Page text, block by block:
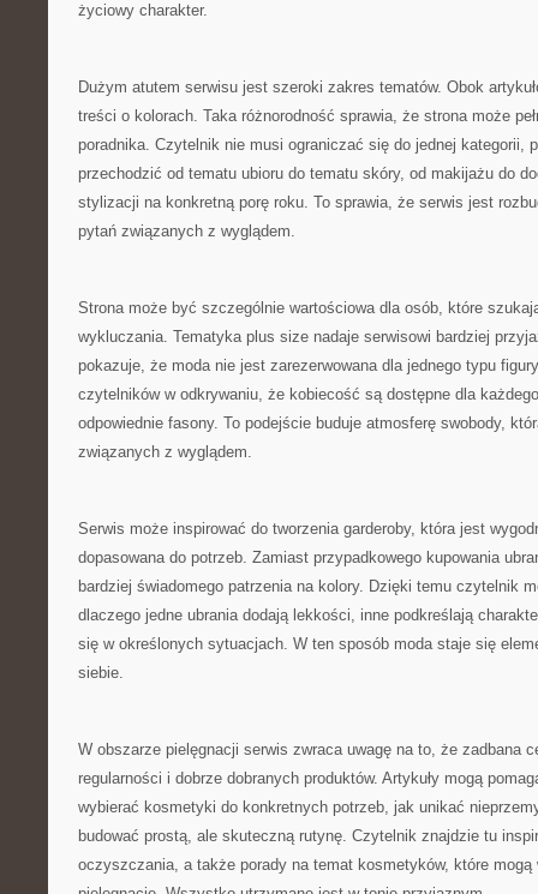
życiowy charakter.
Dużym atutem serwisu jest szeroki zakres tematów. Obok
treści o kolorach. Taka różnorodność sprawia, że strona może
poradnika. Czytelnik nie musi ograniczać się do jednej kategorii,
przechodzić od tematu ubioru do tematu skóry, od makijażu do
stylizacji na konkretną porę roku. To sprawia, że serwis jest
pytań związanych z wyglądem.
Strona może być szczególnie wartościowa dla osób, które
wykluczania. Tematyka plus size nadaje serwisowi bardziej
pokazuje, że moda nie jest zarezerwowana dla jednego typu
czytelników w odkrywaniu, że kobiecość są dostępne dla
odpowiednie fasony. To podejście buduje atmosferę swobody,
związanych z wyglądem.
Serwis może inspirować do tworzenia garderoby, która jest
dopasowana do potrzeb. Zamiast przypadkowego kupowania
bardziej świadomego patrzenia na kolory. Dzięki temu czytelnik
dlaczego jedne ubrania dodają lekkości, inne podkreślają
się w określonych sytuacjach. W ten sposób moda staje się
siebie.
W obszarze pielęgnacji serwis zwraca uwagę na to, że zadbana
regularności i dobrze dobranych produktów. Artykuły mogą
wybierać kosmetyki do konkretnych potrzeb, jak unikać
budować prostą, ale skuteczną rutynę. Czytelnik znajdzie tu
oczyszczania, a także porady na temat kosmetyków, które mogą